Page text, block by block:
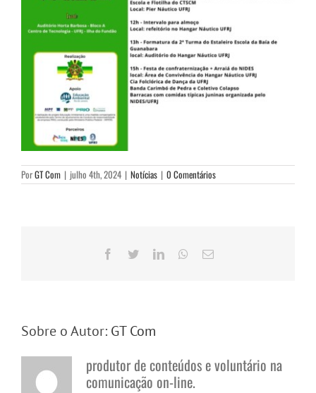
PorGT Com | julho 4th, 2024 | Notícias | 0 Comentários
Facebook
TwitterLinkedInWhatsApp
E-
Sobre o Autor: GT Com
produtor de conteúdos e voluntário na
comunicação on-line.